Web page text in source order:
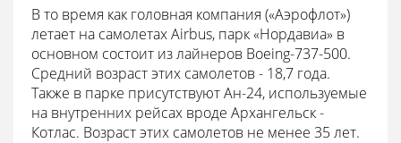
В то время как головная компания («Аэрофлот»)
летает на самолетах Airbus, парк «Нордавиа» в
основном состоит из лайнеров Boeing-737-500.
Средний возраст этих самолетов - 18,7 года.
Также в парке присутствуют Ан-24, используемые
на внутренних рейсах вроде Архангельск -
Котлас. Возраст этих самолетов не менее 35 лет.